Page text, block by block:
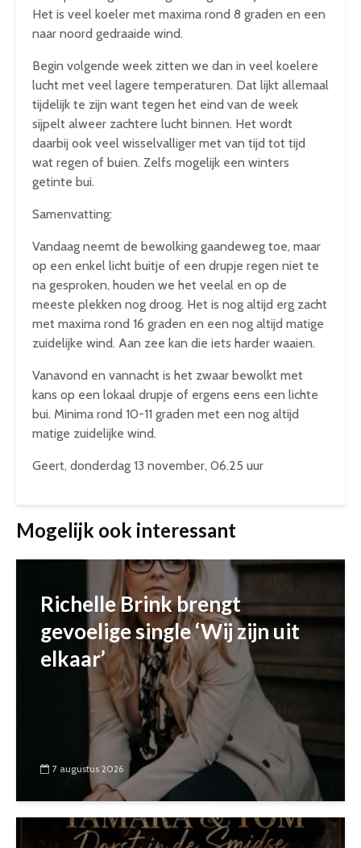
Het is veel koeler met maxima rond 8 graden en een
naar noord gedraaide wind.
Begin volgende week zitten we dan in veel koelere
lucht met veel lagere temperaturen. Dat lijkt allemaal
tijdelijk te zijn want tegen het eind van de week
sijpelt alweer zachtere lucht binnen. Het wordt
daarbij ook veel wisselvalliger met van tijd tot tijd
wat regen of buien. Zelfs mogelijk een winters
getinte bui.
Samenvatting:
Vandaag neemt de bewolking gaandeweg toe, maar
op een enkel licht buitje of een drupje regen niet te
na gesproken, houden we het veelal en op de
meeste plekken nog droog. Het is nog altijd erg zacht
met maxima rond 16 graden en een nog altijd matige
zuidelijke wind. Aan zee kan die iets harder waaien.
Vanavond en vannacht is het zwaar bewolkt met
kans op een lokaal drupje of ergens eens een lichte
bui. Minima rond 10-11 graden met een nog altijd
matige zuidelijke wind.
Geert, donderdag 13 november, 06.25 uur
Mogelijk ook interessant
Richelle Brink brengt
gevoelige single ‘Wij zijn uit
elkaar’
7 augustus 2026